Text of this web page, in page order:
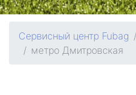
Сервисный центр Fubag
метро Дмитровская